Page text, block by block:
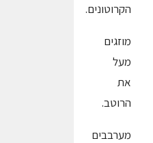
הקרוטונים.
מוזגים
מעל
את
הרוטב.
מערבבים